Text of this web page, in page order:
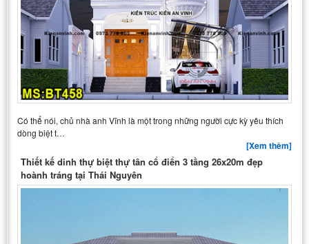
Có thể nói, chủ nhà anh Vĩnh là một trong những người cực kỳ yêu thích
dòng biệt t…
[Xem thêm]
Thiết kế dinh thự biệt thự tân cổ điển 3 tầng 26x20m đẹp
hoành tráng tại Thái Nguyên